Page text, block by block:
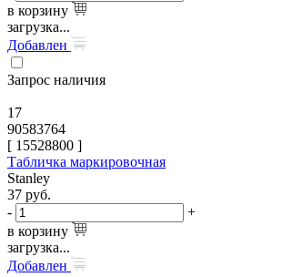
в корзину
загрузка...
Добавлен
Запрос наличия
17
90583764
[ 15528800 ]
Табличка маркировочная
Stanley
37 руб.
-
+
в корзину
загрузка...
Добавлен